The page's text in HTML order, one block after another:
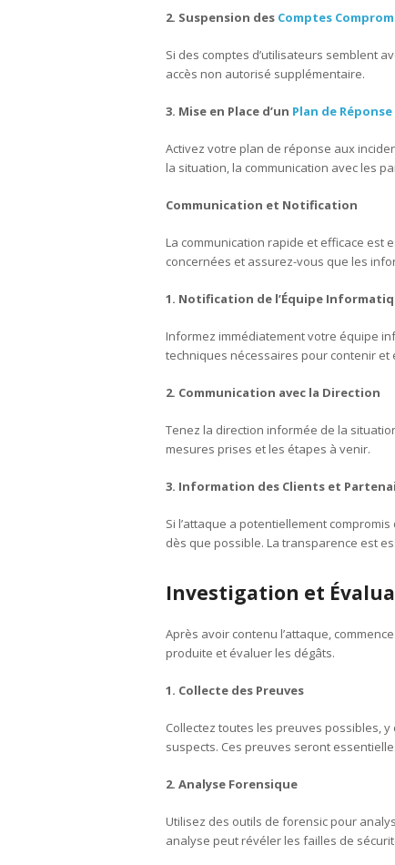
2. Suspension des Comptes
Si des comptes d’utilisateurs semblent
accès non autorisé supplémentaire.
3. Mise en Place d’un Plan de Réponse
Activez votre plan de réponse aux
la situation, la communication avec les
Communication et Notification
La communication rapide et efficace est
concernées et assurez-vous que les
1. Notification de l’Équipe
Informez immédiatement votre équipe
techniques nécessaires pour contenir et
2. Communication avec la Direction
Tenez la direction informée de la
mesures prises et les étapes à venir.
3. Information des Clients et
Si l’attaque a potentiellement
dès que possible. La transparence est
Investigation et
Après avoir contenu l’attaque,
produite et évaluer les dégâts.
1. Collecte des Preuves
Collectez toutes les preuves possibles,
suspects. Ces preuves seront
2. Analyse Forensique
Utilisez des outils de forensic pour
analyse peut révéler les failles de